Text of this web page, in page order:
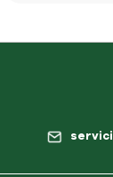
Correo
Escribir